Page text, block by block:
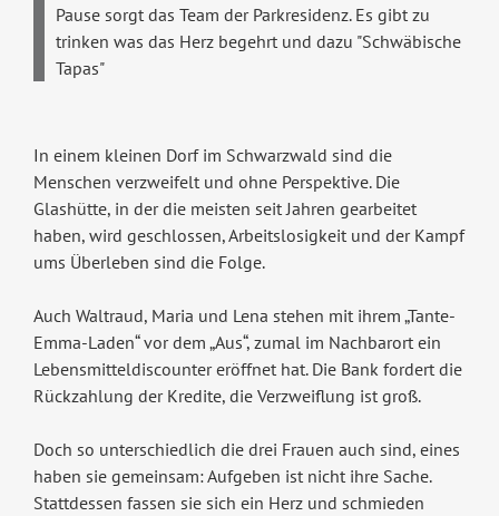
Pause sorgt das Team der Parkresidenz. Es gibt zu
trinken was das Herz begehrt und dazu "Schwäbische
Tapas"
In einem kleinen Dorf im Schwarzwald sind die
Menschen verzweifelt und ohne Perspektive. Die
Glashütte, in der die meisten seit Jahren gearbeitet
haben, wird geschlossen, Arbeitslosigkeit und der Kampf
ums Überleben sind die Folge.
Auch Waltraud, Maria und Lena stehen mit ihrem „Tante-
Emma-Laden“ vor dem „Aus“, zumal im Nachbarort ein
Lebensmitteldiscounter eröffnet hat. Die Bank fordert die
Rückzahlung der Kredite, die Verzweiflung ist groß.
Doch so unterschiedlich die drei Frauen auch sind, eines
haben sie gemeinsam: Aufgeben ist nicht ihre Sache.
Stattdessen fassen sie sich ein Herz und schmieden